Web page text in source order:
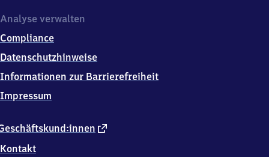
6
5
9
Nieder
Flörsheim
externer
Kontakt
Analyse verwalten
Compliance
Datenschutzhinweise
Informationen zur Barrierefreiheit
Impressum